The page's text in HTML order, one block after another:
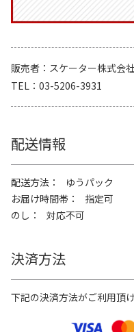
販売者
スケーター株式会社
TEL
03-5206-3931
配送情報
配送方法
ゆうパック
お届け時間帯
指定可
のし
対応不可
決済方法
下記の決済方法がご利用頂け